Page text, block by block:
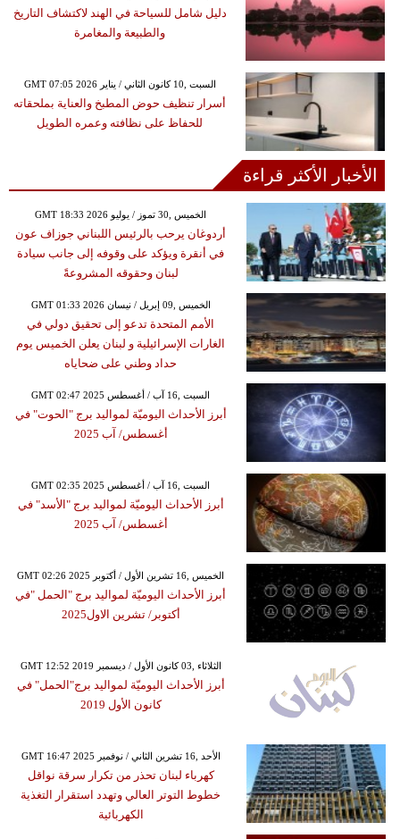
دليل شامل للسياحة في الهند لاكتشاف التاريخ
والطبيعة والمغامرة
GMT 07:05 2026 السبت ,10 كانون الثاني / يناير
أسرار تنظيف حوض المطبخ والعناية بملحقاته
للحفاظ على نظافته وعمره الطويل
الأخبار الأكثر قراءة
GMT 18:33 2026 الخميس ,30 تموز / يوليو
أردوغان يرحب بالرئيس اللبناني جوزاف عون
في أنقرة ويؤكد على وقوفه إلى جانب سيادة
لبنان وحقوقه المشروعةً
GMT 01:33 2026 الخميس ,09 إبريل / نيسان
الأمم المتحدة تدعو إلى تحقيق دولي في
الغارات الإسرائيلية و لبنان يعلن الخميس يوم
حداد وطني على ضحاياه
GMT 02:47 2025 السبت ,16 آب / أغسطس
أبرز الأحداث اليوميّة لمواليد برج "الحوت" في
أغسطس/ آب 2025
GMT 02:35 2025 السبت ,16 آب / أغسطس
أبرز الأحداث اليوميّة لمواليد برج "الأسد" في
أغسطس/ آب 2025
GMT 02:26 2025 الخميس ,16 تشرين الأول / أكتوبر
أبرز الأحداث اليوميّة لمواليد برج "الحمل "في
أكتوبر/ تشرين الاول2025
GMT 12:52 2019 الثلاثاء ,03 كانون الأول / ديسمبر
أبرز الأحداث اليوميّة لمواليد برج"الحمل" في
كانون الأول 2019
GMT 16:47 2025 الأحد ,16 تشرين الثاني / نوفمبر
كهرباء لبنان تحذر من تكرار سرقة نواقل
خطوط التوتر العالي وتهدد استقرار التغذية
الكهربائية